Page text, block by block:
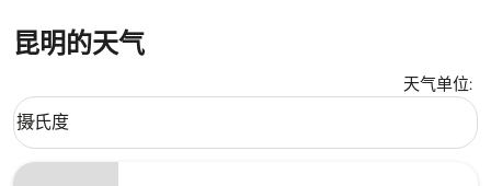
昆明的天气
天气单位:
Weather unit option 摄氏度 Selected
摄氏度
keyboard_arrow_down